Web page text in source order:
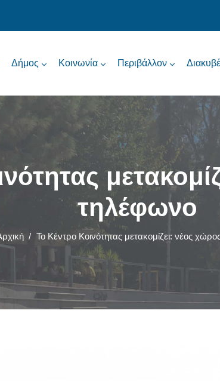
Δήμος Κοινωνία Περιβάλλον
τηλέφωνο
/ Το Κέντρο Κοινότητας μετακομίζει: νέος